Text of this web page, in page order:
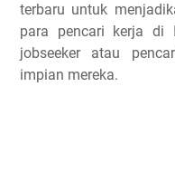
terbaru untuk
para pencari kerja di
jobseeker atau
impian mereka.